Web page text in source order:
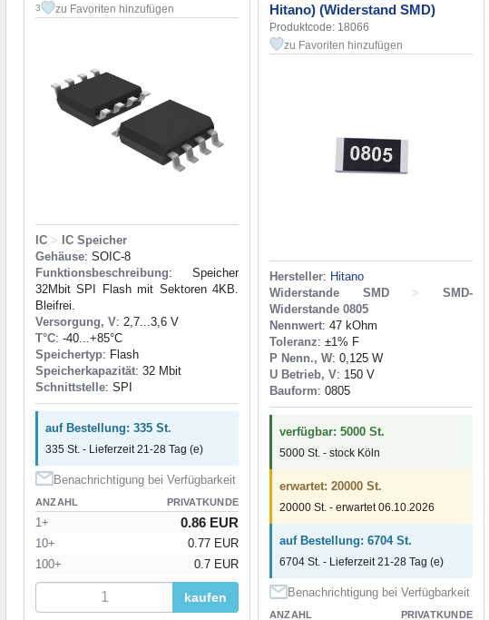
3 zu Favoriten hinzufügen
IC > IC Speicher
Gehäuse: SOIC-8
Funktionsbeschreibung: Speicher
32Mbit SPI Flash mit Sektoren 4KB.
Bleifrei.
Versorgung, V: 2,7...3,6 V
T°C: -40...+85°C
Speichertyp: Flash
Speicherkapazität: 32 Mbit
Schnittstelle: SPI
auf Bestellung: 335 St.
335 St. - Lieferzeit 21-28 Tag (e)
Benachrichtigung bei Verfügbarkeit
ANZAHL PRIVATKUNDE
1+ 0.86 EUR
10+
0.77 EUR
100+
0.7 EUR
kaufen
Hitano) (Widerstand SMD)
Produktcode: 18066
zu Favoriten hinzufügen
Hersteller: Hitano
Widerstande SMD
>
SMD-
Widerstande 0805
Nennwert: 47 kOhm
Toleranz: ±1% F
P Nenn., W: 0,125 W
U Betrieb, V: 150 V
Bauform: 0805
verfügbar: 5000 St.
5000 St. - stock Köln
erwartet: 20000 St.
20000 St. - erwartet 06.10.2026
auf Bestellung: 6704 St.
6704 St. - Lieferzeit 21-28 Tag (e)
Benachrichtigung bei Verfügbarkeit
ANZAHL PRIVATKUNDE